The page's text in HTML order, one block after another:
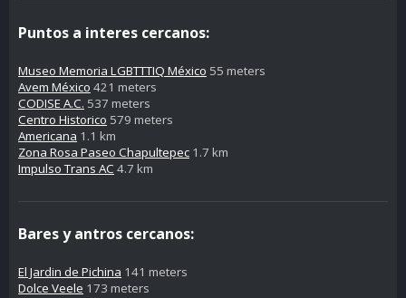
Puntos a interes cercanos:
Museo Memoria LGBTTTIQ México 55 meters
Avem México 421 meters
CODISE A.C. 537 meters
Centro Historico 579 meters
Americana 1.1 km
Zona Rosa Paseo Chapultepec 1.7 km
Impulso Trans AC 4.7 km
Bares y antros cercanos:
El Jardin de Pichina 141 meters
Dolce Veele 173 meters